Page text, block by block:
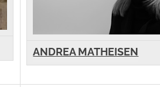
ANDREA MATHEISEN